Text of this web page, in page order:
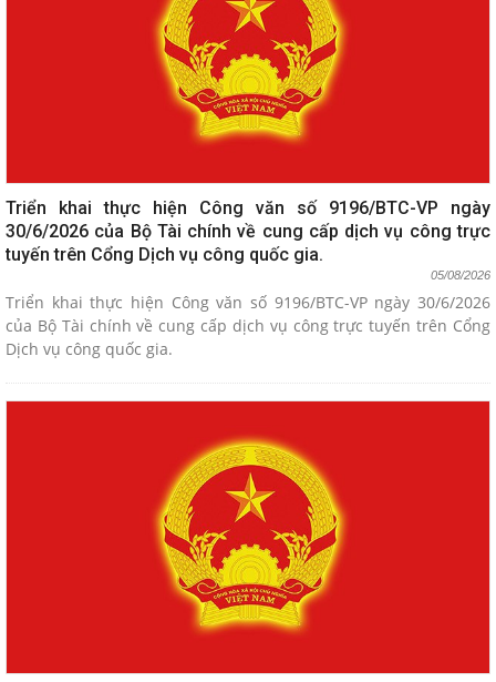
Triển khai thực hiện Công văn số 9196/BTC-VP ngày
30/6/2026 của Bộ Tài chính về cung cấp dịch vụ công trực
tuyến trên Cổng Dịch vụ công quốc gia.
05/08/2026
Triển khai thực hiện Công văn số 9196/BTC-VP ngày 30/6/2026
của Bộ Tài chính về cung cấp dịch vụ công trực tuyến trên Cổng
Dịch vụ công quốc gia.